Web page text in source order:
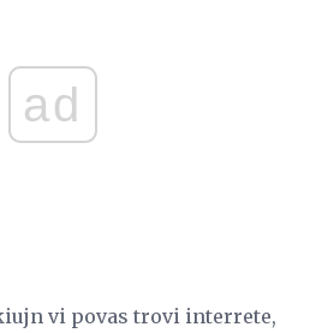
ad
vi povas trovi interrete,